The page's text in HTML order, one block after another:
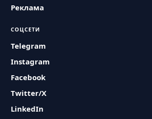
Реклама
СОЦСЕТИ
Telegram
Instagram
Facebook
Twitter/X
LinkedIn